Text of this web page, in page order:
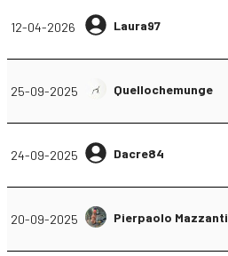
12-04-2026 Laura97
25-09-2025 Quellochemunge
24-09-2025 Dacre84
20-09-2025 Pierpaolo Mazzanti